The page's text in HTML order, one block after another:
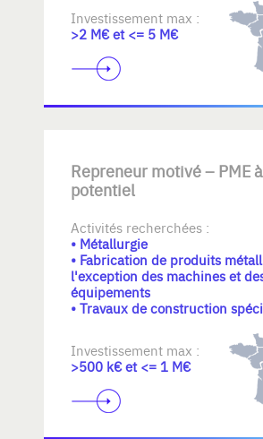
Investissement max :
>2 M€ et <= 5 M€
Repreneur motivé – PME
potentiel
Activités recherchées :
• Métallurgie
• Fabrication de produits
l'exception des machines et
équipements
• Travaux de construction
Investissement max :
>500 k€ et <= 1 M€